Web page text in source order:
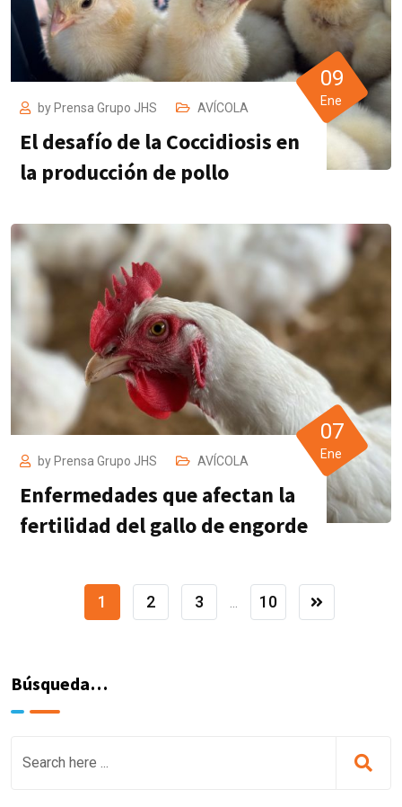
by Prensa Grupo JHS AVÍCOLA
El desafío de la Coccidiosis en
la producción de pollo
09
Ene
by Prensa Grupo JHS AVÍCOLA
Enfermedades que afectan la
fertilidad del gallo de engorde
07
Ene
1 2 3 10
Búsqueda…